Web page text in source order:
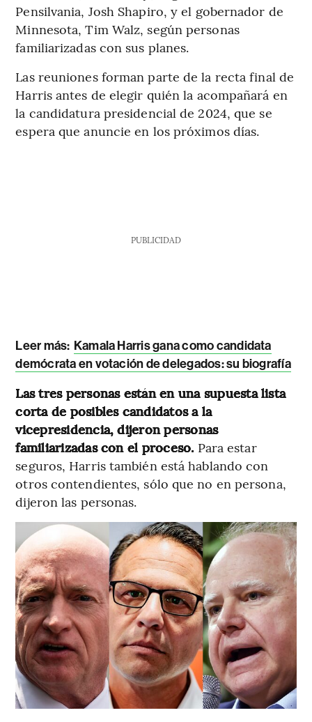
Pensilvania, Josh Shapiro, y el gobernador de
Minnesota, Tim Walz, según personas
familiarizadas con sus planes.
Las reuniones forman parte de la recta final de
Harris antes de elegir quién la acompañará en
la candidatura presidencial de 2024, que se
espera que anuncie en los próximos días.
PUBLICIDAD
Leer más: Kamala Harris gana como candidata
demócrata en votación de delegados: su biografía
Las tres personas están en una supuesta lista
corta de posibles candidatos a la
vicepresidencia, dijeron personas
familiarizadas con el proceso. Para estar
seguros, Harris también está hablando con
otros contendientes, sólo que no en persona,
dijeron las personas.